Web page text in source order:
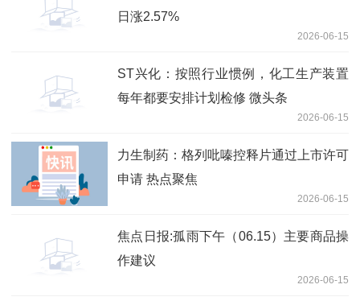
日涨2.57%
2026-06-15
ST兴化：按照行业惯例，化工生产装置
每年都要安排计划检修 微头条
2026-06-15
力生制药：格列吡嗪控释片通过上市许可
申请 热点聚焦
2026-06-15
焦点日报:孤雨下午（06.15）主要商品操
作建议
2026-06-15